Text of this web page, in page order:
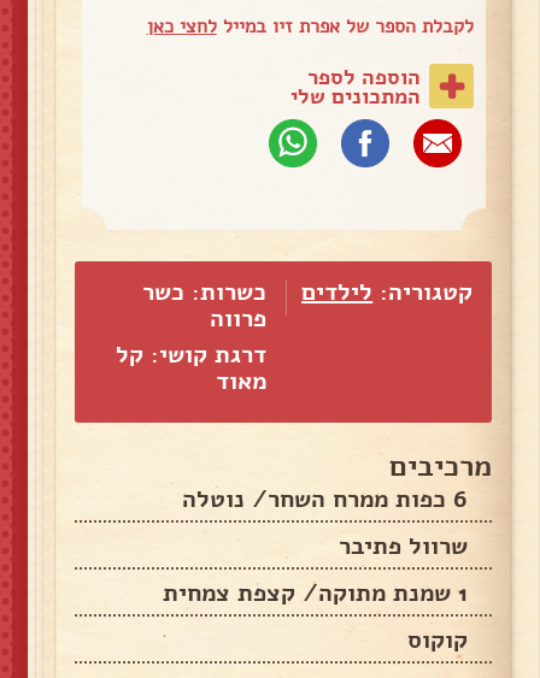
לקבלת הספר של אפרת זיו במייללחצי כאן
הוספה לספר
המתכונים שלי
קטגוריה: לילדים
כשרות: כשר
פרווה
דרגת קושי: קל
מאוד
מרכיבים
6 כפות ממרח השחר/ נוטלה
שרוול פתיבר
1 שמנת מתוקה/ קצפת צמחית
קוקוס